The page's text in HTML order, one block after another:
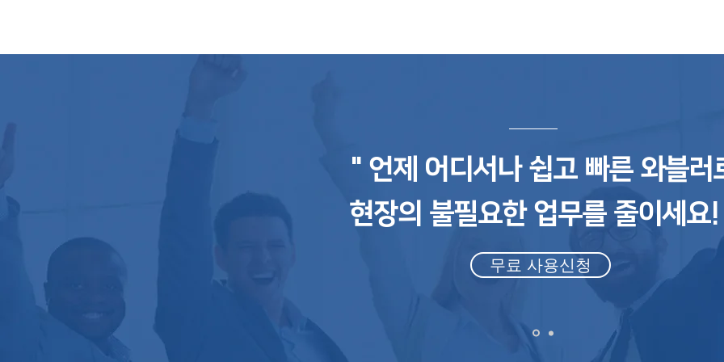
" 언제 어디서나 쉽고 빠른 와블러
현장의 불필요한 업무를 줄이세요
무료 사용신청